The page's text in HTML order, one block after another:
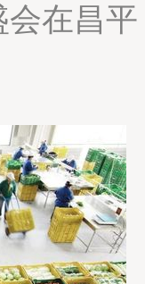
在昌平